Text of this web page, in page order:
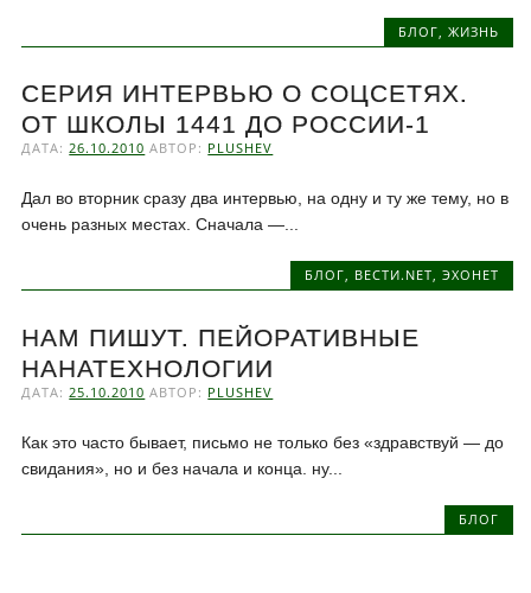
БЛОГ ЖИЗНЬ
СЕРИЯ ИНТЕРВЬЮ О СОЦСЕТЯХ.
ОТ ШКОЛЫ 1441 ДО РОССИИ-1
ДАТА:26.10.2010 АВТОР: PLUSHEV
Дал во вторник сразу два интервью, на одну и ту же тему, но в
очень разных местах. Сначала —...
БЛОГ, ВЕСТИ.NET, ЭХОНЕТ
НАМ ПИШУТ. ПЕЙОРАТИВНЫЕ
НАНАТЕХНОЛОГИИ
ДАТА: 25.10.2010 АВТОР: PLUSHEV
Как это часто бывает, письмо не только без «здравствуй — до
свидания», но и без начала и конца. ну...
БЛОГ